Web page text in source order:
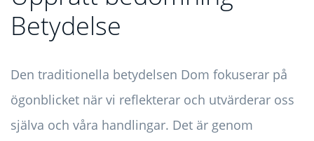
Betydelse
Den traditionella betydelsen Dom fokuserar på
ögonblicket när vi reflekterar och utvärderar oss
själva och våra handlingar. Det är genom